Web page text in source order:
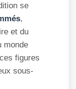
se
,
et du
monde
figures
sous-